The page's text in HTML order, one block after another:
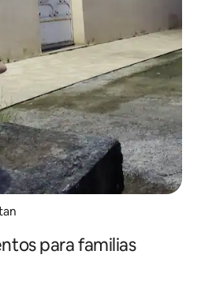
para familias